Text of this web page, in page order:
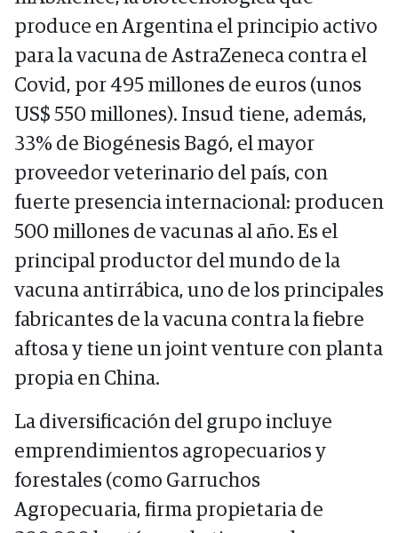
produce en Argentina el principio activo
para la vacuna de AstraZeneca contra el
Covid, por 495 millones de euros (unos
US$ 550 millones). Insud tiene, además,
33% de Biogénesis Bagó, el mayor
proveedor veterinario del país, con
fuerte presencia internacional: producen
500 millones de vacunas al año. Es el
principal productor del mundo de la
vacuna antirrábica, uno de los principales
fabricantes de la vacuna contra la fiebre
aftosa y tiene un joint venture con planta
propia en China.
La diversificación del grupo incluye
emprendimientos agropecuarios y
forestales (como Garruchos
Agropecuaria, firma propietaria de